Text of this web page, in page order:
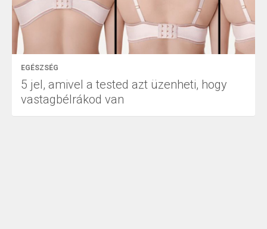
EGÉSZSÉG
5 jel, amivel a tested azt üzenheti, hogy
vastagbélrákod van